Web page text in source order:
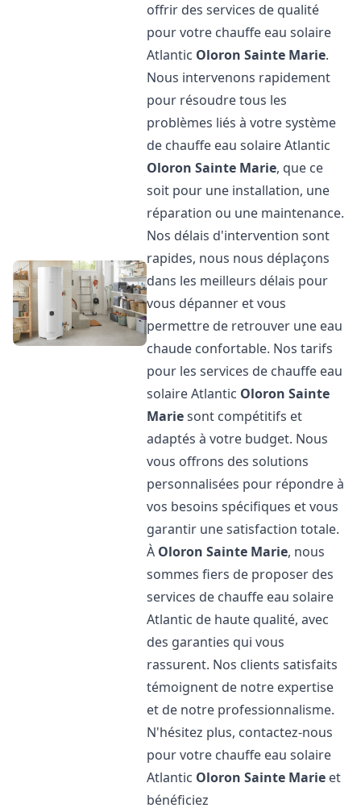
offrir des services de qualité
pour votre chauffe eau solaire
Atlantic Oloron Sainte Marie.
Nous intervenons rapidement
pour résoudre tous les
problèmes liés à votre système
de chauffe eau solaire Atlantic
Oloron Sainte Marie, que ce
soit pour une installation, une
réparation ou une maintenance.
Nos délais d'intervention sont
rapides, nous nous déplaçons
dans les meilleurs délais pour
vous dépanner et vous
permettre de retrouver une eau
chaude confortable. Nos tarifs
pour les services de chauffe eau
solaire Atlantic Oloron Sainte
Mariesont compétitifs et
adaptés à votre budget. Nous
vous offrons des solutions
personnalisées pour répondre à
vos besoins spécifiques et vous
garantir une satisfaction totale.
À Oloron Sainte Marie, nous
sommes fiers de proposer des
services de chauffe eau solaire
Atlantic de haute qualité, avec
des garanties qui vous
rassurent. Nos clients satisfaits
témoignent de notre expertise
et de notre professionnalisme.
N'hésitez plus, contactez-nous
pour votre chauffe eau solaire
Atlantic Oloron Sainte Marie et
bénéficiez